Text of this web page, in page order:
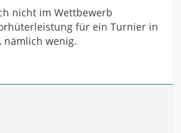
nicht im Wettbewerb
für ein Turnier in
nämlich wenig.